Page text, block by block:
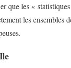
que les «
les ensembles